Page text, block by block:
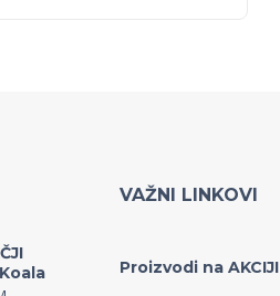
VAŽNI LINKOVI
Proizvodi na AKCIJI